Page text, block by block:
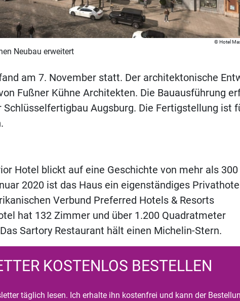
Hotel
Neubau erweitert
am 7. November statt. Der architektonische
Fußner Kühne Architekten. Die Bauausführung
Schlüsselfertigbau Augsburg. Die Fertigstellung ist
Hotel blickt auf eine Geschichte von mehr als 300
2020 ist das Haus ein eigenständiges
Verbund Preferred Hotels & Resorts
hat 132 Zimmer und über 1.200 Quadratmeter
Sartory Restaurant hält einen Michelin-Stern.
KOSTENLOS BESTELLEN
täglich lesen. Ich erhalte ihn kostenfrei und kann der